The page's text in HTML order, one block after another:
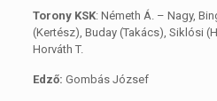
Torony KSK: Németh Á. – Nagy,
(Kertész), Buday (Takács), Siklósi
Horváth T.
Edző: Gombás József